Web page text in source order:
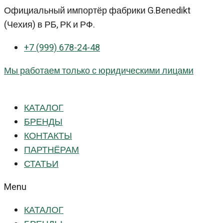
Перейти
к
Официальный импортёр фабрики G.Benedikt
(Чехия) в РБ, РК и РФ.
+7 (999) 678-24-48
Мы работаем только с юридическими лицами
КАТАЛОГ
БРЕНДЫ
КОНТАКТЫ
ПАРТНЁРАМ
СТАТЬИ
Menu
КАТАЛОГ